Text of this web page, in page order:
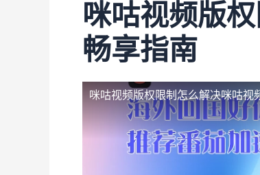
咪咕视频版
畅享指南
咪咕视频版权限制怎么解决咪咕视